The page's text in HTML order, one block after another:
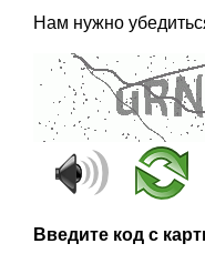
Нам нужно
Введите код с